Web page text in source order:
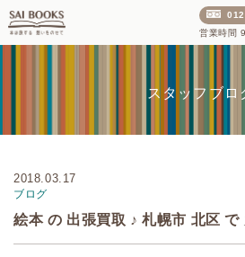
営業時間
スタッフブロ
2018.03.17
ブログ
絵本 の 出張買取 ♪ 札幌市 北区